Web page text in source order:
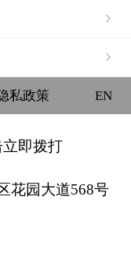
私政策 EN
立即拨打
花园大道568号